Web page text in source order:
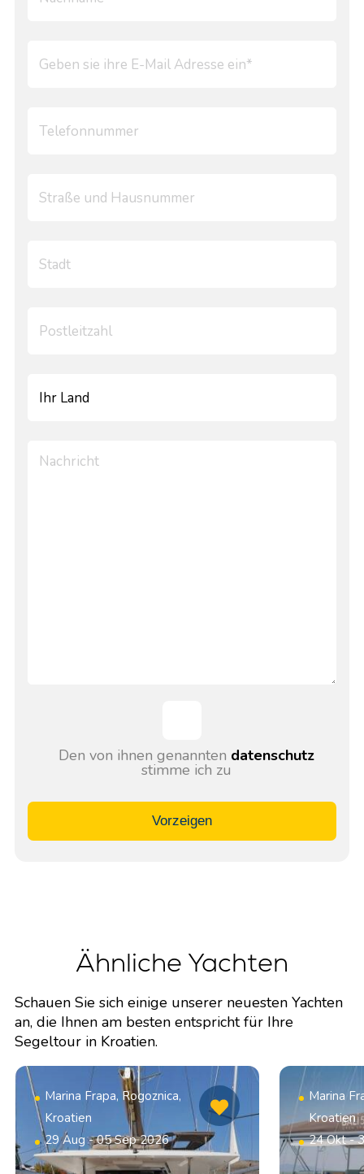
Den von ihnen genannten datenschutz
stimme ich zu
Vorzeigen
Ähnliche Yachten
Schauen Sie sich einige unserer neuesten Yachten
an, die Ihnen am besten entspricht für Ihre
Segeltour in Kroatien.
Marina Frapa, Rogoznica,
Kroatien
29 Aug - 05 Sep 2026
Marina
Kroatien
24 Okt -